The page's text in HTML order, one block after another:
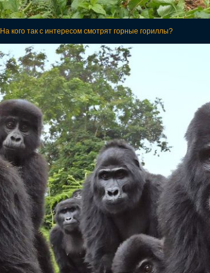
На кого так с интересом смотрят горные гориллы?